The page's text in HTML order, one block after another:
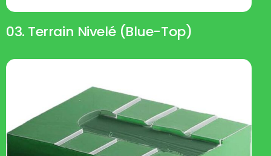
03. Terrain Nivelé (blue-Top)